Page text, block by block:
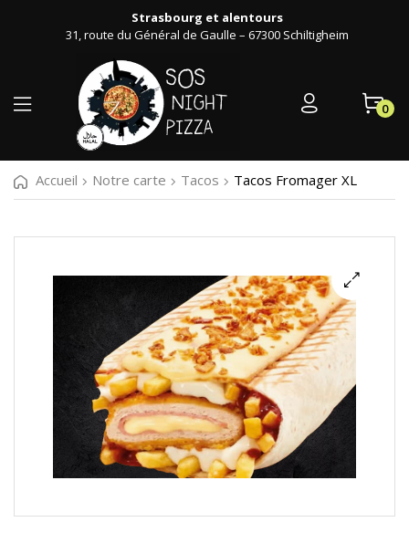
Strasbourg et alentours
31, route du Général de Gaulle – 67300 Schiltigheim
0
Accueil Notre carte Tacos Tacos Fromager XL